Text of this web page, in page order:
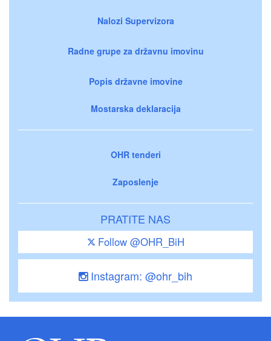
Nalozi Supervizora
Radne grupe za državnu imovinu
Popis državne imovine
Mostarska deklaracija
OHR tenderi
Zaposlenje
PRATITE NAS
Follow @OHR_BiH
Instagram: @ohr_bih